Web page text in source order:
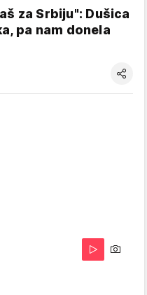
za Srbiju": Dušica
pa nam donela